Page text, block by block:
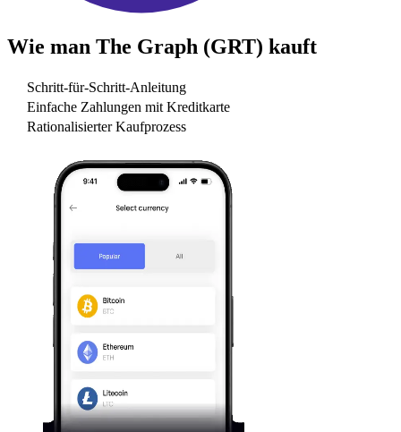
Wie man The Graph (GRT) kauft
Schritt-für-Schritt-Anleitung
Einfache Zahlungen mit Kreditkarte
Rationalisierter Kaufprozess